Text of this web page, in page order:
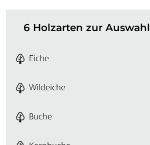
6 Holzarten zur Auswahl
Eiche
Wildeiche
Buche